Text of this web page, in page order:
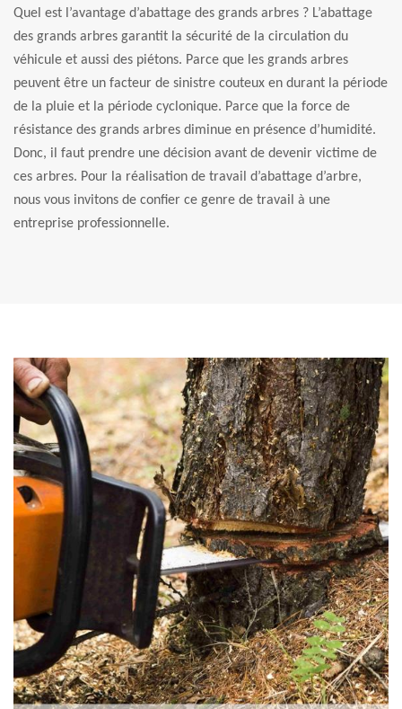
Quel est l’avantage d’abattage des grands arbres ? L’abattage
des grands arbres garantit la sécurité de la circulation du
véhicule et aussi des piétons. Parce que les grands arbres
peuvent être un facteur de sinistre couteux en durant la période
de la pluie et la période cyclonique. Parce que la force de
résistance des grands arbres diminue en présence d’humidité.
Donc, il faut prendre une décision avant de devenir victime de
ces arbres. Pour la réalisation de travail d’abattage d’arbre,
nous vous invitons de confier ce genre de travail à une
entreprise professionnelle.